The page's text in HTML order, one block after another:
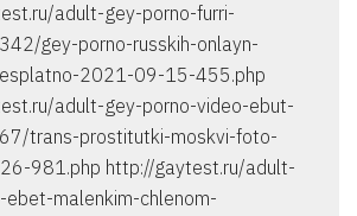
adult-gey-porno-furri-
gey-porno-russkih-onlayn-
2021-09-15-455.php
adult-gey-porno-video-ebut-
trans-prostitutki-moskvi-foto-
981.php http://gaytest.ru/adult-
ebet-malenkim-chlenom-